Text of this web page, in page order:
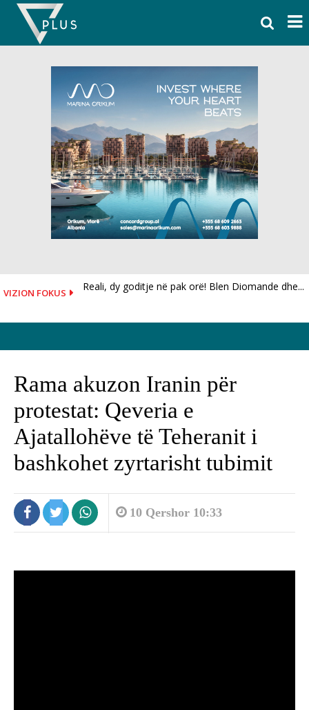
Skip
content
VIZION FOKUS Reali, dy goditje në pak orë! Blen Diomande dhe...
Rama akuzon Iranin për
protestat: Qeveria e
Ajatallohëve të Teheranit i
bashkohet zyrtarisht tubimit
10 Qershor 10:33